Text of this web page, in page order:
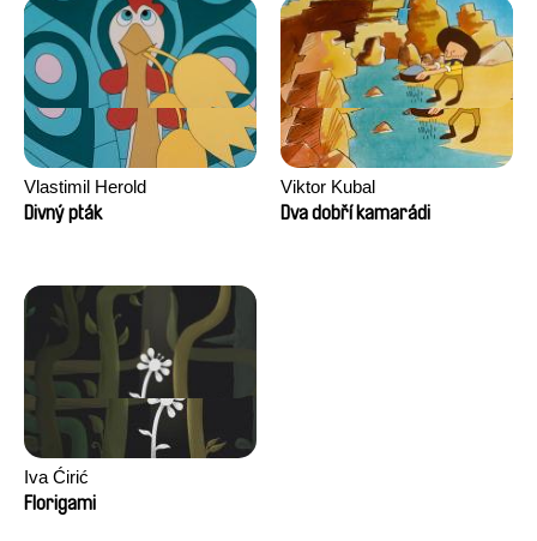
Vlastimil Herold
Divný pták
Viktor Kubal
Dva dobří kamarádi
Iva Ćirić
Florigami